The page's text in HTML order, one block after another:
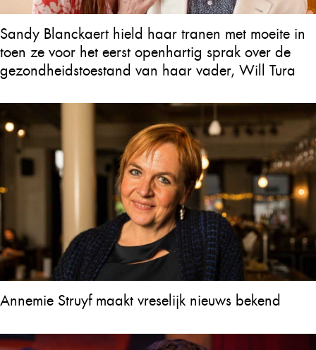
Sandy Blanckaert hield haar tranen met moeite in
toen ze voor het eerst openhartig sprak over de
gezondheidstoestand van haar vader, Will Tura
Annemie Struyf maakt vreselijk nieuws bekend